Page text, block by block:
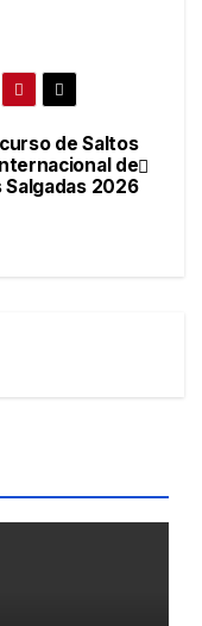
de Saltos
Internacional de
Salgadas 2026